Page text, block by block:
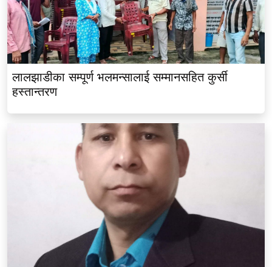
लालझाडीका सम्पूर्ण भलमन्सालाई सम्मानसहित कुर्सी
हस्तान्तरण